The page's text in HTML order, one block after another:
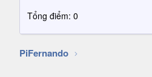
Tổng điểm: 0
PiFernando